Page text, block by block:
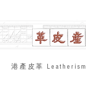
​港產皮革 Leatherism